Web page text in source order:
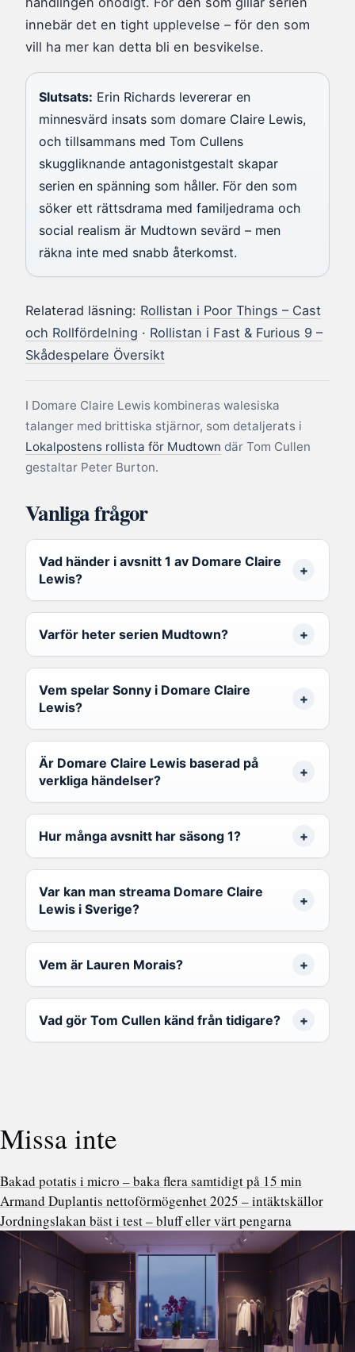
innebär det en tight upplevelse – för den som
vill ha mer kan detta bli en besvikelse.
Slutsats: Erin Richards levererar en
minnesvärd insats som domare Claire Lewis,
och tillsammans med Tom Cullens
skuggliknande antagonistgestalt skapar
serien en spänning som håller. För den som
söker ett rättsdrama med familjedrama och
social realism är Mudtown sevärd – men
räkna inte med snabb återkomst.
Relaterad läsning: Rollistan i Poor Things – Cast
och Rollfördelning · Rollistan i Fast & Furious 9 –
Skådespelare Översikt
I Domare Claire Lewis kombineras walesiska
talanger med brittiska stjärnor, som detaljerats i
Lokalpostens rollista för Mudtown där Tom Cullen
gestaltar Peter Burton.
Vanliga frågor
Vad händer i avsnitt 1 av Domare Claire
Lewis?
Varför heter serien Mudtown?
Vem spelar Sonny i Domare Claire
Lewis?
Är Domare Claire Lewis baserad på
verkliga händelser?
Hur många avsnitt har säsong 1?
Var kan man streama Domare Claire
Lewis i Sverige?
Vem är Lauren Morais?
Vad gör Tom Cullen känd från tidigare?
Missa inte
Bakad potatis i micro – baka flera samtidigt på 15 min
Armand Duplantis nettoförmögenhet 2025 – intäktskällor
Jordningslakan bäst i test – bluff eller värt pengarna